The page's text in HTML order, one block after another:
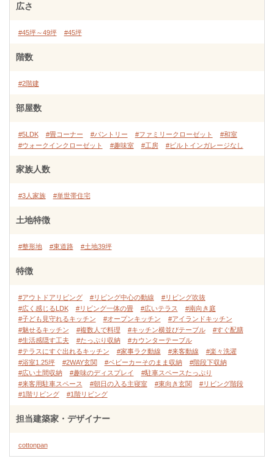
広さ
#45坪～49坪 #45坪
階数
#2階建
部屋数
#5LDK #畳コーナー #パントリー #ファミリークローゼット
#和室
#ウォークインクローゼット
#趣味室 #工房 #ビルトインガレージなし
家族人数
#3人家族 #単世帯住宅
土地特徴
#整形地 #東道路 #土地39坪
特徴
#アウトドアリビング #リビング中心の動線
#リビング吹抜
#広く感じるLDK
#リビング一体の畳 #広いテラス
#南向き庭
#子ども見守れるキッチン
#オープンキッチン
#アイランドキッチン
#魅せるキッチン
#複数人で料理 #キッチン横並びテーブル
#すぐ配膳
#生活感隠す工夫
#たっぷり収納
#カウンターテーブル
#テラスにすぐ出れるキッチン
#家事ラク動線 #来客動線
#楽々洗濯
#浴室1.25坪
#2WAY玄関 #ベビーカーそのまま収納
#階段下収納
#広い土間収納
#趣味のディスプレイ
#駐車スペースたっぷり
#来客用駐車スペース
#朝日の入る主寝室 #東向き玄関
#リビング階段
#1階リビング
#1階リビング
担当建築家・デザイナー
cottonpan